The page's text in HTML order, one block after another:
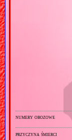
numery obozowe
przyczyna śmierci